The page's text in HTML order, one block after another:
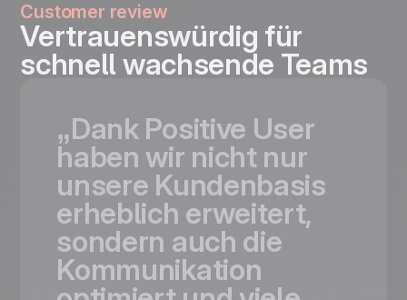
Customer review
Vertrauenswürdig für
schnell wachsende Teams
„Dank Positive User
haben wir nicht nur
unsere Kundenbasis
erheblich erweitert,
sondern auch die
Kommunikation